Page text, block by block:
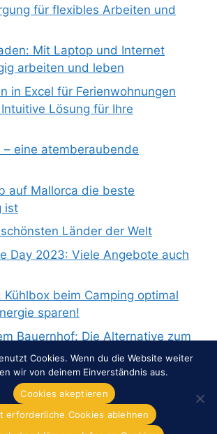
für flexibles Arbeiten und
Mit Laptop und Internet
arbeiten und leben
in Excel für Ferienwohnungen
Lösung für Ihre
– eine atemberaubende
auf Mallorca die beste
ist
Länder der Welt
Day 2023: Viele Angebote auch
Kühlbox beim Camping optimal
sparen!
Bauernhof: Die Alternative zum
Europe.de• Erstellt mit
Cookies. Wenn du die Website weiter
wir von deinem Einverständnis aus.
Cookies akeptieren
erforderliche Cookies ablehnen